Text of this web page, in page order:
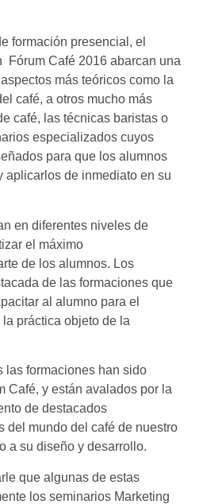
formación presencial, el
Fórum Café 2016 abarcan una
más teóricos como la
café, a otros mucho más
café, las técnicas baristas o
especializados cuyos
para que los alumnos
aplicarlos de inmediato en su
en diferentes niveles de
el máximo
de los alumnos. Los
de las formaciones que
al alumno para el
práctica objeto de la
las formaciones han sido
Café, y están avalados por la
de destacados
del mundo del café de nuestro
a su diseño y desarrollo.
que algunas de estas
los seminarios Marketing